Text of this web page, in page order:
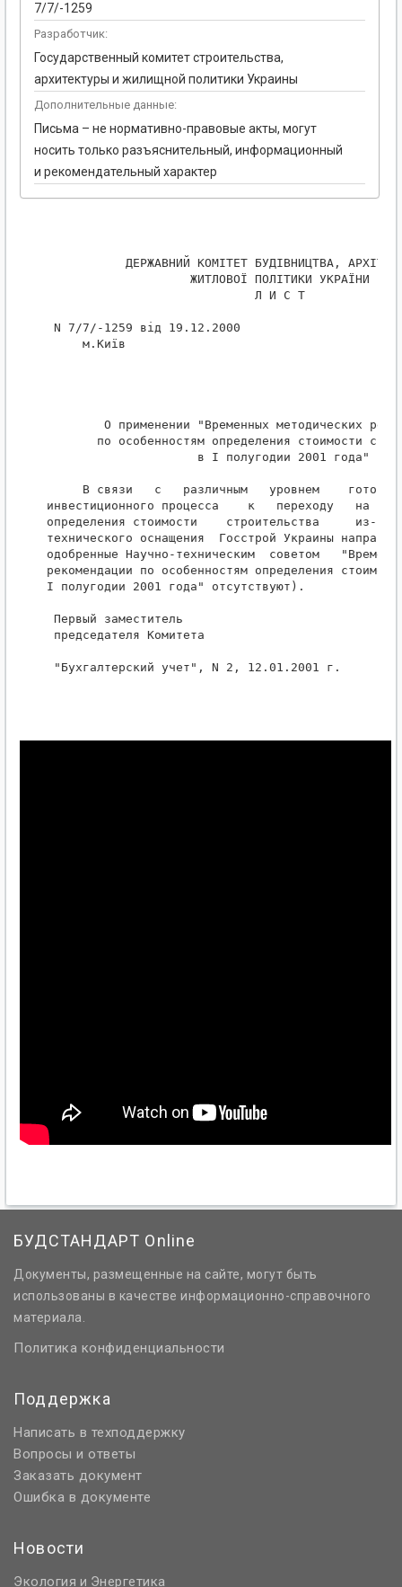
7/7/-1259
Разработчик:
Государственный комитет строительства,
архитектуры и жилищной политики Украины
Дополнительные данные:
Письма – не нормативно-правовые акты, могут
носить только разъяснительный, информационный
и рекомендательный характер
ДЕРЖАВНИЙ КОМІТЕТ БУДІВНИЦТВА,
                    ЖИТЛОВОЇ ПОЛІТИКИ УКРАЇНИ
                             Л И С Т
N 7/7/-1259 від 19.12.2000
     м.Київ
О применении "Временных методических
по особенностям определения стоимости
                     в I полугодии 2001 года"
В связи   с   различным   уровнем
инвестиционного процесса    к   переходу   на
определения стоимости    строительства     из-за
технического оснащения  Госстрой Украины
одобренные Научно-техническим  советом
рекомендации по особенностям определения
I полугодии 2001 года" отсутствуют).
Первый заместитель
председателя Комитета
"Бухгалтерский учет", N 2, 12.01.2001 г.
БУДСТАНДАРТ Online
Документы, размещенные на сайте, могут быть
использованы в качестве информационно-справочного
материала.
Политика конфиденциальности
Поддержка
Написать в техподдержку
Вопросы и ответы
Заказать документ
Ошибка в документе
Новости
Экология и Энергетика